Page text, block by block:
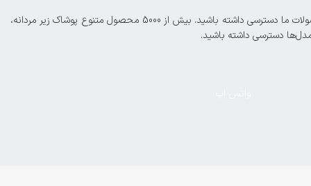
کمترین فاصله با مشتریان عزیز و ارائه خدمات و فروش حرفه‌ای از اهداف ماست. شما میتوانید در صورت تمایل، به صورت اورژانسی و زیر ۴ ساعت کاری به محصولات ما دسترسی داشته باشید. بیش از 5000 محصول متنوع پوشاک زیر مردانه،
دسترسی داشته باشید.